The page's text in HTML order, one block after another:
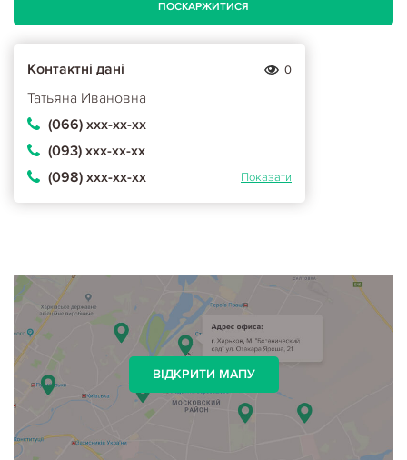
ПОСКАРЖИТИСЯ
Контактні дані 0
Татьяна Ивановна
(066) ххх-хх-хх
(093) ххх-хх-хх
(098) ххх-хх-хх
Показати
ВІДКРИТИ МАПУ